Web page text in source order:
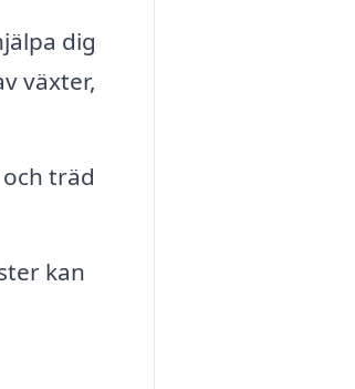
dig
växter,
träd
kan